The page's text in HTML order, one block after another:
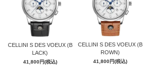
CELLINI S DES VOEUX (B
LACK)
41,800円(税込)
CELLINI S DES VOEUX (B
ROWN)
41,800円(税込)